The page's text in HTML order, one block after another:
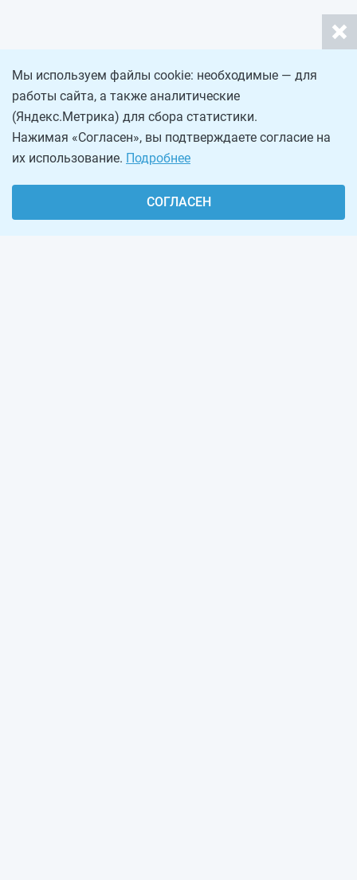
Мы используем файлы cookie: необходимые — для
работы сайта, а также аналитические
(Яндекс.Метрика) для сбора статистики.
Нажимая «Согласен», вы подтверждаете согласие на
их использование. Подробнее
СОГЛАСЕН